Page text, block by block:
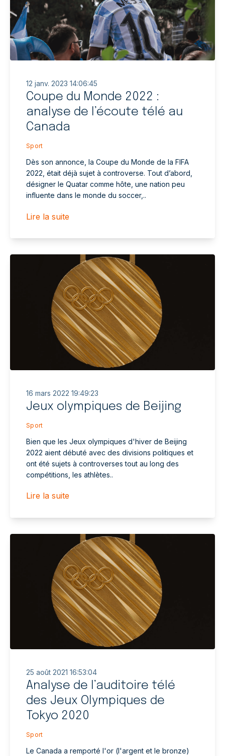
12 janv. 2023 14:06:45
Coupe du Monde 2022 :
analyse de l’écoute télé au
Canada
Sport
Dès son annonce, la Coupe du Monde de la FIFA
2022, était déjà sujet à controverse. Tout d’abord,
désigner le Quatar comme hôte, une nation peu
influente dans le monde du soccer,..
Lire la suite
16 mars 2022 19:49:23
Jeux olympiques de Beijing
Sport
Bien que les Jeux olympiques d'hiver de Beijing
2022 aient débuté avec des divisions politiques et
ont été sujets à controverses tout au long des
compétitions, les athlètes..
Lire la suite
25 août 2021 16:53:04
Analyse de l’auditoire télé
des Jeux Olympiques de
Tokyo 2020
Sport
Le Canada a remporté l'or (l'argent et le bronze)